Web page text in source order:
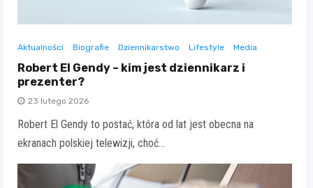
Aktualności Biografie Dziennikarstwo Lifestyle Media
Robert El Gendy – kim jest dziennikarz i
prezenter?
23 lutego 2026
Robert El Gendy to postać, która od lat jest obecna na
ekranach polskiej telewizji, choć…